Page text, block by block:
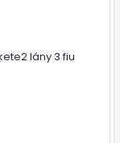
lány 3 fiu